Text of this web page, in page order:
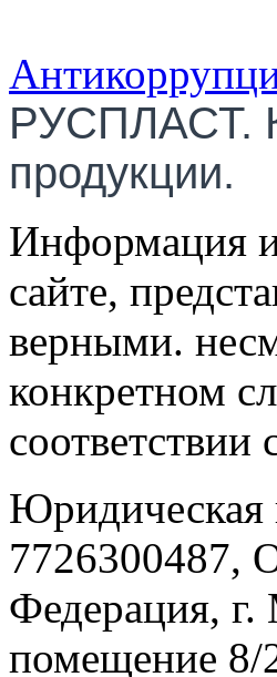
РУСПЛАСТ.
продукции.
Информация
сайте,
верными.
конкретном
соответствии
7726300487,
Федерация,
помещение